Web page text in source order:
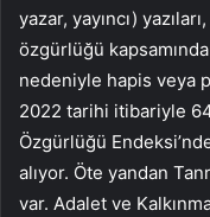
yazar, yayıncı)
özgürlüğü
nedeniyle hapis veya
2022 tarihi itibariyle
Özgürlüğü
alıyor. Öte yandan
var. Adalet ve